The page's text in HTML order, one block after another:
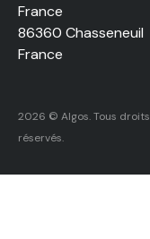
France
86360 Chasseneuil
France
2026 © Algos. Tous droits
réservés.